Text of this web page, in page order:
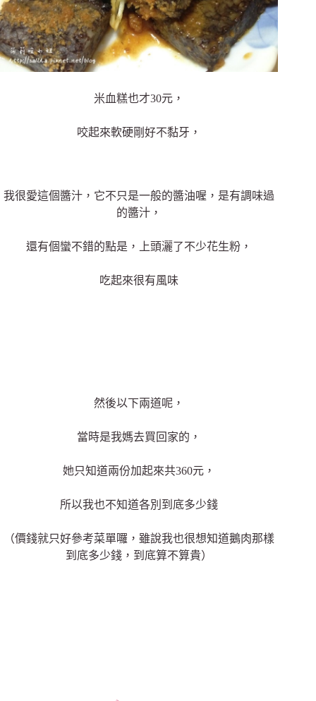
米血糕也才30元，
咬起來軟硬剛好不黏牙，
我很愛這個醬汁，它不只是一般的醬油喔，是有調味過
的醬汁，
還有個蠻不錯的點是，上頭灑了不少花生粉，
吃起來很有風味
然後以下兩道呢，
當時是我媽去買回家的，
她只知道兩份加起來共360元，
所以我也不知道各別到底多少錢
（價錢就只好參考菜單囉，雖說我也很想知道鵝肉那樣
到底多少錢，到底算不算貴）